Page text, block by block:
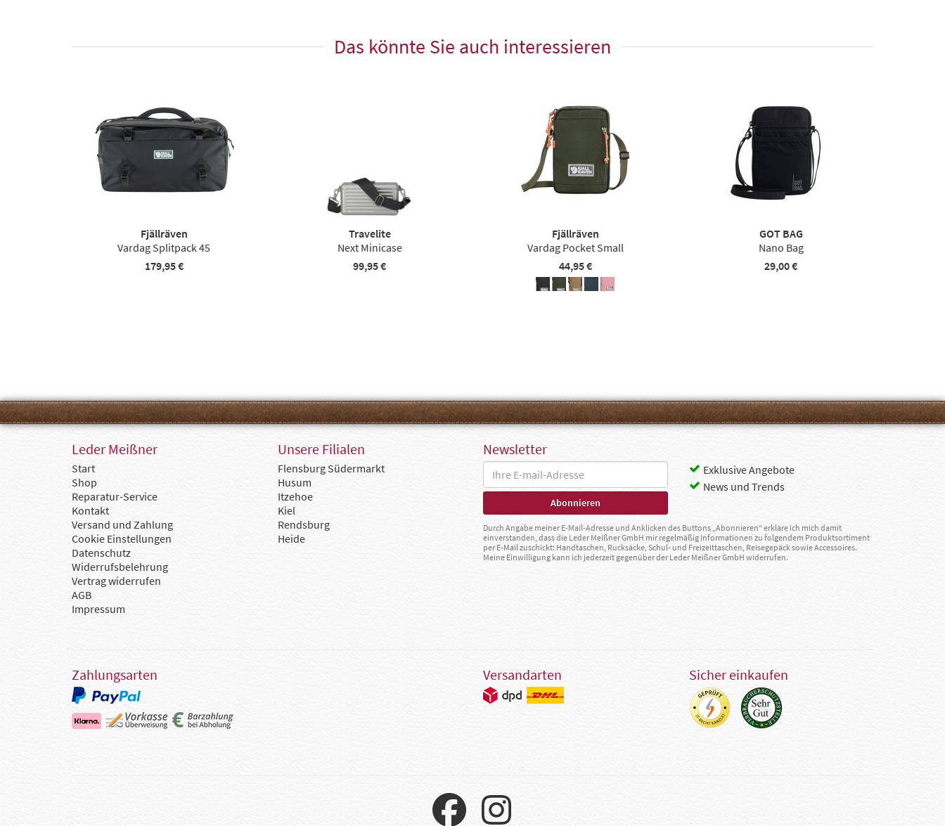
Das könnte Sie auch interessieren
Fjällräven
Vardag Splitpack 45
179,95 €
Travelite
Next Minicase
99,95 €
Fjällräven
Vardag Pocket Small
44,95 €
GOT BAG
Nano Bag
29,00 €
Leder Meißner
Start
Shop
Reparatur-Service
Kontakt
Versand und Zahlung
Cookie Einstellungen
Datenschutz
Widerrufsbelehrung
Vertrag widerrufen
AGB
Impressum
Unsere Filialen
Flensburg Südermarkt
Husum
Itzehoe
Kiel
Rendsburg
Heide
Newsletter
Exklusive Angebote
News und Trends
Durch Angabe meiner E-Mail-Adresse und Anklicken des Buttons „Abonnieren“ erkläre ich mich damit
einverstanden, dass die Leder Meißner GmbH mir regelmäßig Informationen zu folgendem Produktsortiment
per E-Mail zuschickt: Handtaschen, Rucksäcke, Schul- und Freizeittaschen, Reisegepäck sowie Accessoires.
Meine Einwilligung kann ich jederzeit gegenüber der Leder Meißner GmbH widerrufen.
Zahlungsarten Versandarten Sicher einkaufen